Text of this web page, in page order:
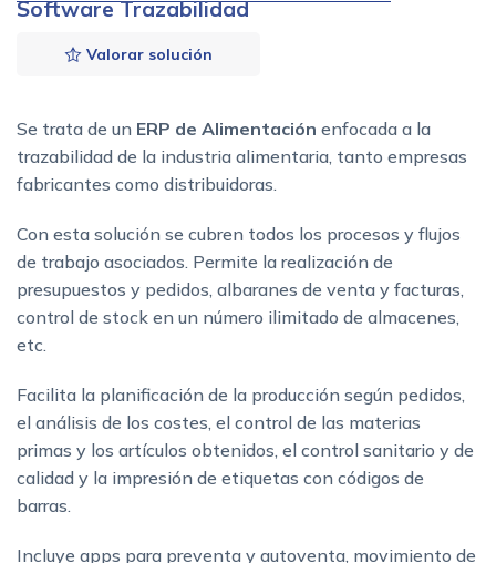
Software Trazabilidad
Valorar solución
Se trata de un ERP de Alimentación enfocada a la
trazabilidad de la industria alimentaria, tanto empresas
fabricantes como distribuidoras.
Con esta solución se cubren todos los procesos y flujos
de trabajo asociados. Permite la realización de
presupuestos y pedidos, albaranes de venta y facturas,
control de stock en un número ilimitado de almacenes,
etc.
Facilita la planificación de la producción según pedidos,
el análisis de los costes, el control de las materias
primas y los artículos obtenidos, el control sanitario y de
calidad y la impresión de etiquetas con códigos de
barras.
Incluye apps para preventa y autoventa, movimiento de